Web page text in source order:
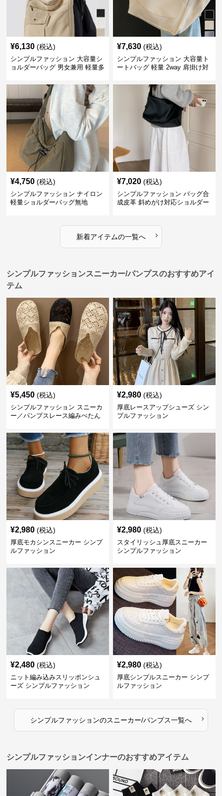
¥6,130 (税込)
シンプルファッション 大容量シ
ョルダーバッグ 男女兼用 軽量多
¥7,630 (税込)
シンプルファッション 大容量ト
ートバッグ 軽量 2way 肩掛け対
¥4,750 (税込)
シンプルファッション ナイロン
軽量ショルダーバッグ無地
¥7,020 (税込)
シンプルファッション バッグ合
成皮革 斜めがけ対応ショルダー
新着アイテムの一覧へ ›
シンプルファッションスニーカー/パンプスのおすすめアイ
テム
¥5,450 (税込)
シンプルファッション スニーカ
ー／パンプスレース編みぺたん
¥2,980 (税込)
厚底レースアップシューズ シン
プルファッション
¥2,980 (税込)
厚底モカシンスニーカー シンプ
ルファッション
¥2,980 (税込)
スタイリッシュ厚底スニーカー
シンプルファッション
¥2,480 (税込)
ニット編み込みスリッポンシュ
ーズ シンプルファッション
¥2,980 (税込)
厚底シンプルスニーカー シンプ
ルファッション
シンプルファッションのスニーカー/パンプス一覧へ ›
シンプルファッションインナーのおすすめアイテム